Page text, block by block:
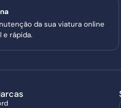
da sua viatura online
e rápida.